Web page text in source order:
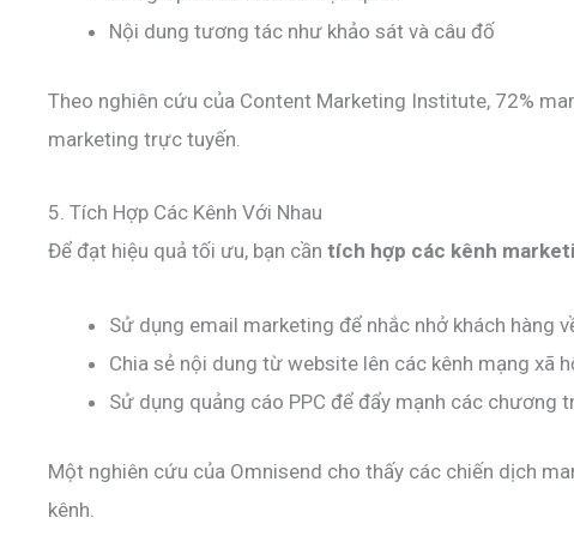
Nội dung tương tác như khảo sát và câu đố
Theo nghiên cứu của Content Marketing Institute, 72%
marketing trực tuyến.
5. Tích Hợp Các Kênh Với Nhau
Để đạt hiệu quả tối ưu, bạn cần tích hợp các kênh
Sử dụng email marketing để nhắc nhở khách hàng
Chia sẻ nội dung từ website lên các kênh mạng xã
Sử dụng quảng cáo PPC để đẩy mạnh các chương
Một nghiên cứu của Omnisend cho thấy các chiến dịch
kênh.